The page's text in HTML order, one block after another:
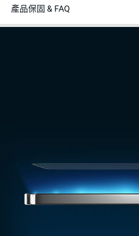
產品保固 & FAQ